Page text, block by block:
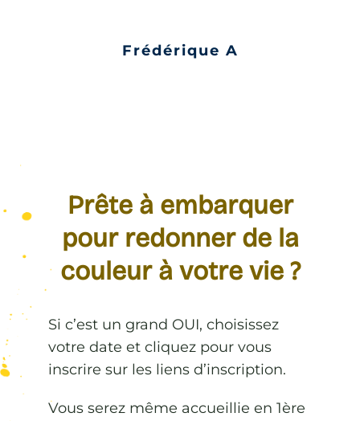
Frédérique A
Prête à embarquer
pour redonner de la
couleur à votre vie ?
Si c’est un grand OUI, choisissez
votre date et cliquez pour vous
inscrire sur les liens d’inscription.
Vous serez même accueillie en 1ère